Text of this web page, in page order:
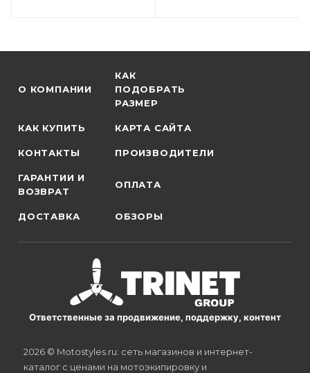
О КОМПАНИИ
КАК
ПОДОБРАТЬ
РАЗМЕР
КАК КУПИТЬ КАРТА САЙТА
КОНТАКТЫ ПРОИЗВОДИТЕЛИ
ГАРАНТИИ И
ВОЗВРАТ
ОПЛАТА
ДОСТАВКА ОБЗОРЫ
Ответственные за продвижение, поддержку, контент
2026 © Motostyles.ru: сеть магазинов и интернет-
каталог с ценами на мотоэкипировку и